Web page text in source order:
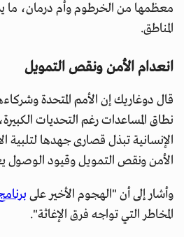
معظمها من الخرطوم وأم درمان، ما
المناطق.
انعدام الأمن ونقص التمويل
قال دوغاريك إن الأمم المتحدة
نطاق المساعدات رغم التحديات
الإنسانية تبذل قصارى جهدها لتلبية
الأمن ونقص التمويل وقيود الوصول
وأشار إلى أن "الهجوم الأخير على
المخاطر التي تواجه فرق الإغاثة".